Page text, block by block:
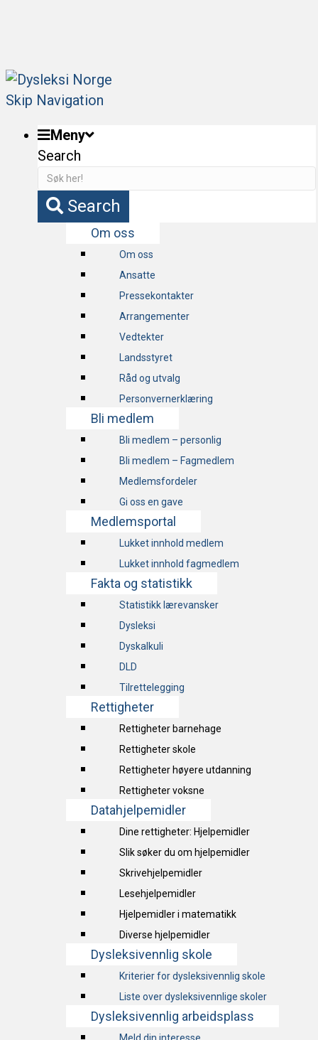
Skip Navigation
Meny
Search
Search
Om oss
Om oss
Ansatte
Pressekontakter
Arrangementer
Vedtekter
Landsstyret
Råd og utvalg
Personvernerklæring
Bli medlem
Bli medlem – personlig
Bli medlem – Fagmedlem
Medlemsfordeler
Gi oss en gave
Medlemsportal
Lukket innhold medlem
Lukket innhold fagmedlem
Fakta og statistikk
Statistikk lærevansker
Dysleksi
Dyskalkuli
DLD
Tilrettelegging
Rettigheter
Rettigheter barnehage
Rettigheter skole
Rettigheter høyere utdanning
Rettigheter voksne
Datahjelpemidler
Dine rettigheter: Hjelpemidler
Slik søker du om hjelpemidler
Skrivehjelpemidler
Lesehjelpemidler
Hjelpemidler i matematikk
Diverse hjelpemidler
Dysleksivennlig skole
Kriterier for dysleksivennlig skole
Liste over dysleksivennlige skoler
Dysleksivennlig arbeidsplass